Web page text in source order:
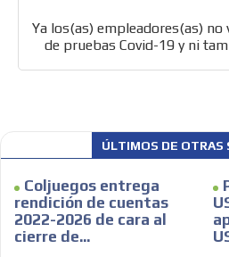
Ya los(as) empleadores(as) no
de pruebas Covid-19 y ni
ÚLTIMOS DE OTRAS
Coljuegos entrega
rendición de cuentas
2022-2026 de cara al
cierre de...